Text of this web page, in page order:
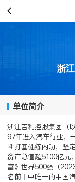
浙
单位简介
浙江吉利控股集团（
97年进入汽车行业，
断打基础练内功，坚
资产总值超5100亿元
富》世界500强（
名前十中唯一的中国